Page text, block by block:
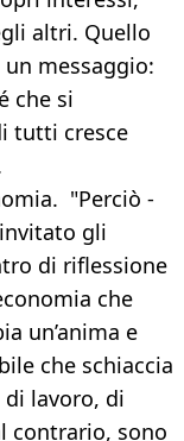
altri. Quello
messaggio:
che si
tutti cresce
"Perciò -
gli
di riflessione
che
un’anima e
che schiaccia
lavoro, di
contrario, sono